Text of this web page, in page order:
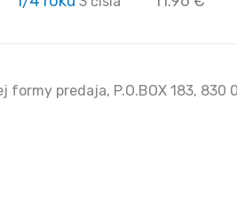
formy predaja, P.O.BOX 183, 830